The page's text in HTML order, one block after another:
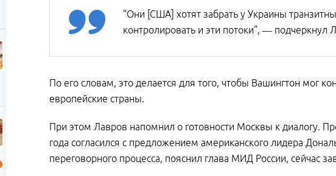
"Они [США] хотят забрать у Украины
контролировать и эти потоки", — подчеркнул
По его словам, это делается для того, чтобы Вашингтон мог
европейские страны.
При этом Лавров напомнил о готовности Москвы к диалогу.
года согласился с предложением американского лидера
переговорного процесса, пояснил глава МИД России, сейчас